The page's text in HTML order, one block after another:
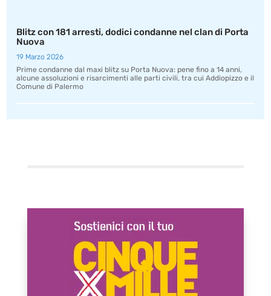
Blitz con 181 arresti, dodici condanne nel clan di Porta
Nuova
19 Marzo 2026
Prime condanne dal maxi blitz su Porta Nuova: pene fino a 14 anni,
alcune assoluzioni e risarcimenti alle parti civili, tra cui Addiopizzo e il
Comune di Palermo